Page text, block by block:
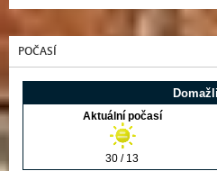
POČASÍ